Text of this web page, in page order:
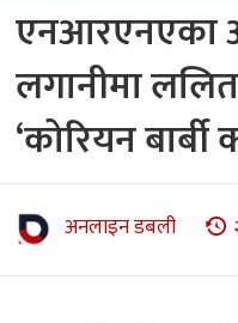
एनआरएनएका
लगानीमा
‘कोरियन बार्बी
अनलाइन डबली